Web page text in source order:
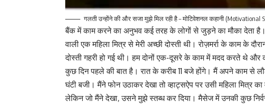
गलती उन्होंने की और सजा मुझे मिल रही है – मोटिवेशनल कहानी (Motivational
बैंक में काम करने का अनुभव कई तरह के लोगों से जुड़ने का मौका देता
वाली एक महिला मित्र से मेरी अच्छी दोस्ती थी। रोज़मर्रा के काम के
दोस्ती गहरी हो गई थी। हम दोनों एक-दूसरे के काम में मदद करते थे
कुछ दिन पहले की बात है। रात के करीब 11 बजे होंगे। मैं अपने काम से
घंटी बजी। मैंने फोन उठाकर देखा तो व्हाट्सऐप पर उसी महिला मित्र
लेकिन जो मैंने देखा, उसने मुझे स्तब्ध कर दिया। मैसेज में उनकी कुछ